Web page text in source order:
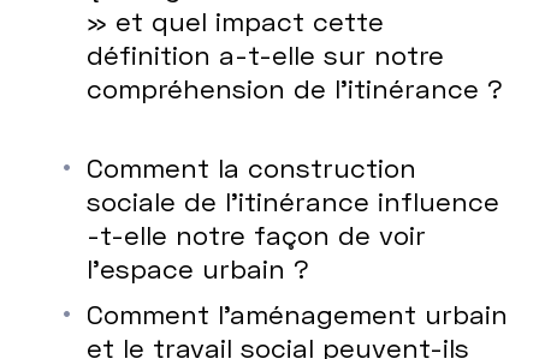
» et quel impact cette
définition a-t-elle sur notre
compréhension de l’itinérance ?
Comment la construction
sociale de l’itinérance influence
-t-elle notre façon de voir
l’espace urbain ?
Comment l’aménagement urbain
et le travail social peuvent-ils